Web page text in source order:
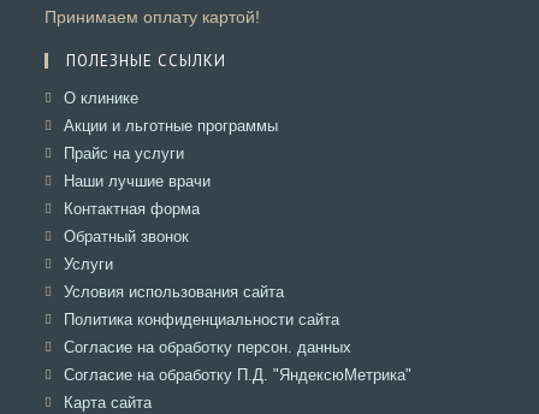
Принимаем оплату картой!
ПОЛЕЗНЫЕ ССЫЛКИ
О клиникеОткроется
в
вкладке
Акции и льготные программыОткроется
Прайс на услугиОткроется
в
вкладке
Наши лучшие врачиОткроется
Контактная формаОткроется
Обратный звонокОткроется
вкладке
УслугиОткроется
в
вкладке
Условия использования сайтаОткроется
в
вкладке
Политика конфиденциальности сайтаОткроется
в
новой
вкладке
Согласие на обработку персон. данных
в
Согласие на обработку П.Д. "ЯндексюМетрика"
Карта сайтаОткроется